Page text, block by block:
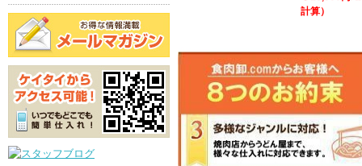
計算）